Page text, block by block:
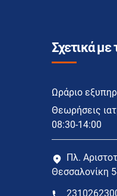
Σχετικά με
Ωράριο
Θεωρήσεις
08:30-14:00
Πλ.
Θεσσαλονίκη